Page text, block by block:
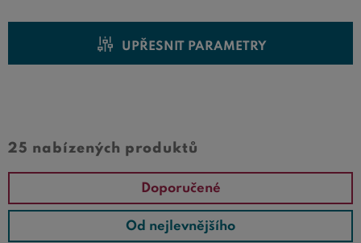
UPŘESNIT PARAMETRY
25 nabízených produktů
Doporučené
Od nejlevnějšího